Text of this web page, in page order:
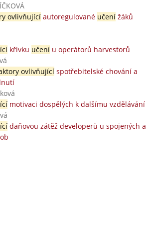
ovlivňujícíautoregulované učenížáků
křivku učeníu operátorů harvestorů
ovlivňujícíspotřebitelské chování a
motivaci dospělých k dalšímu vzdělávání
daňovou zátěž developerů u spojených a